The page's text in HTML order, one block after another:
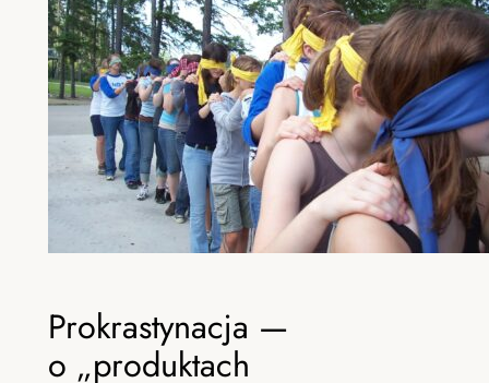
Prokrastynacja —
o „produktach